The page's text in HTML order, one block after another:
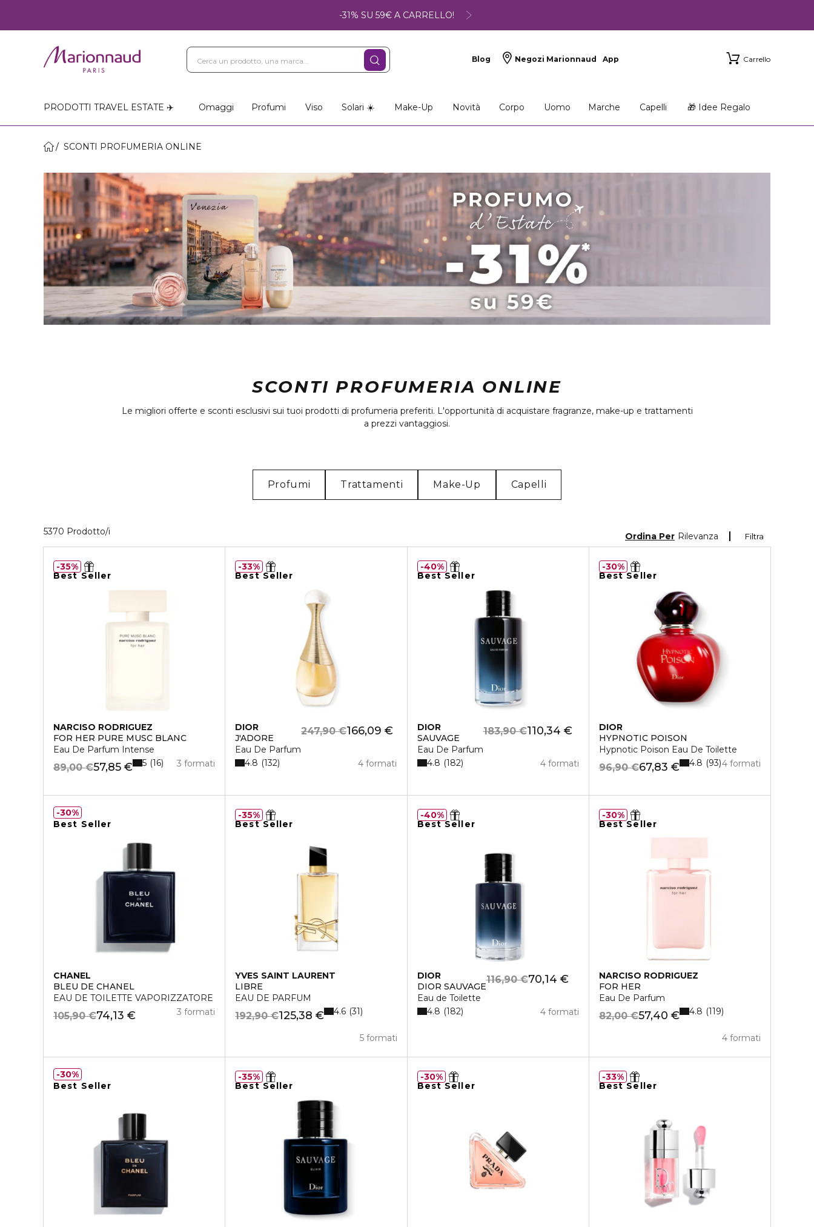
-31% SU 59€ A CARRELLO!
Blog Negozi Marionnaud App Carrello
PRODOTTI TRAVEL ESTATE ✈️ Omaggi Profumi Viso Solari ☀️ Make-Up Novità Corpo Uomo Marche Capelli 🎁 Idee Regalo
SCONTI PROFUMERIA ONLINE
SCONTI PROFUMERIA ONLINE
Le migliori offerte e sconti esclusivi sui tuoi prodotti di profumeria preferiti. L'opportunità di acquistare fragranze, make-up e trattamenti
a prezzi vantaggiosi.
Profumi Trattamenti Make-Up Capelli
5370 Prodotto/i Filtra
Ordina Per Rilevanza
Best Seller
NARCISO RODRIGUEZ
FOR HER PURE MUSC BLANC
Eau De Parfum Intense
57,85 €
89,00 € 3 formati
5 16
35%
Best Seller
DIOR
J'ADORE
Eau De Parfum
166,09 €
247,90 €
4 formati
4.8 132
33%
Best Seller
DIOR
SAUVAGE
Eau De Parfum
110,34 €
183,90 €
4 formati
4.8 182
40%
Best Seller
DIOR
HYPNOTIC POISON
Hypnotic Poison Eau De Toilette
67,83 €
96,90 € 4 formati
4.8 93
30%
Best Seller
CHANEL
BLEU DE CHANEL
EAU DE TOILETTE VAPORIZZATORE
74,13 €
105,90 € 3 formati
30%
Best Seller
YVES SAINT LAURENT
LIBRE
EAU DE PARFUM
125,38 €
192,90 €
5 formati
4.6 31
35%
Best Seller
DIOR
DIOR SAUVAGE
Eau de Toilette
70,14 €
116,90 €
4 formati
4.8 182
40%
Best Seller
NARCISO RODRIGUEZ
FOR HER
Eau De Parfum
57,40 €
82,00 €
4 formati
4.8 119
30%
Best Seller
30%
Best Seller
35%
Best Seller
30%
Best Seller
33%